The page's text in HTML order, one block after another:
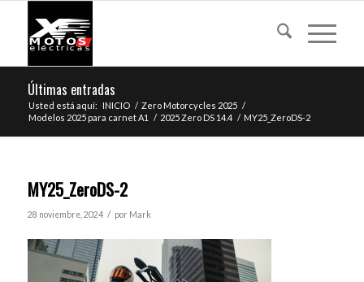
Últimas entradas
Usted está aquí: INICIO / Zero Motorcycles 2025 /
Modelos 2025 para carnet A1
/ 2025 Zero DS 14.4 / MY25_ZeroDS-2
MY25_ZeroDS-2
28 noviembre, 2024 / por Mark